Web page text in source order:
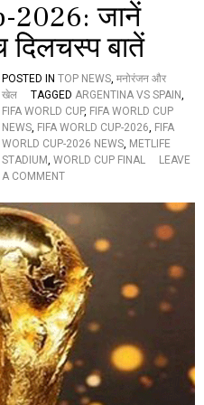
स्पे
की
ति
हा
सि
क
जी
त
अ
वॉ
र्ड्स
पा
ने
वा
लों
की
पू
री
लि
2026: जानें
दिलचस्प बातें
POSTED IN TOP NEWS, मनोरंजन और
खेल
TAGGED ARGENTINA VS SPAIN,
FIFA WORLD CUP, FIFA WORLD CUP
NEWS, FIFA WORLD CUP-2026, FIFA
WORLD CUP-2026 NEWS, METLIFE
STADIUM, WORLD CUP FINAL
LEAVE
A COMMENTO
F
A
W
O
R
L
D
C
U